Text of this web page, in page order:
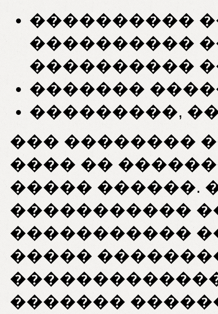
����������
����������
����������
�������
���������,
��� ��������
���� ��
����� ������.
�����������
�����������
�����
�������